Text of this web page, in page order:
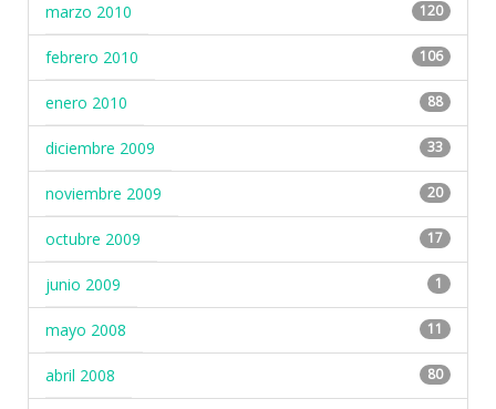
marzo 2010 120
febrero 2010 106
enero 2010 88
diciembre 2009 33
noviembre 2009 20
octubre 2009 17
junio 2009 1
mayo 2008 11
abril 2008 80